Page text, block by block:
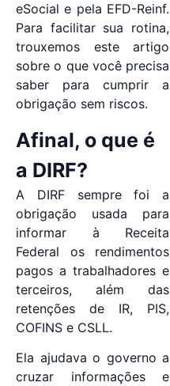
eSocial e pela EFD-Reinf.
Para facilitar sua rotina,
trouxemos este artigo
sobre o que você precisa
saber para cumprir a
obrigação sem riscos.
Afinal, o que é
a DIRF?
A DIRF sempre foi a
obrigação usada para
informar à Receita
Federal os rendimentos
pagos a trabalhadores e
terceiros, além das
retenções de IR, PIS,
COFINS e CSLL.
Ela ajudava o governo a
cruzar informações e